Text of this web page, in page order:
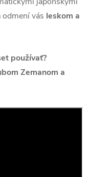
odmení vás leskom a
používať?
Zemanom a